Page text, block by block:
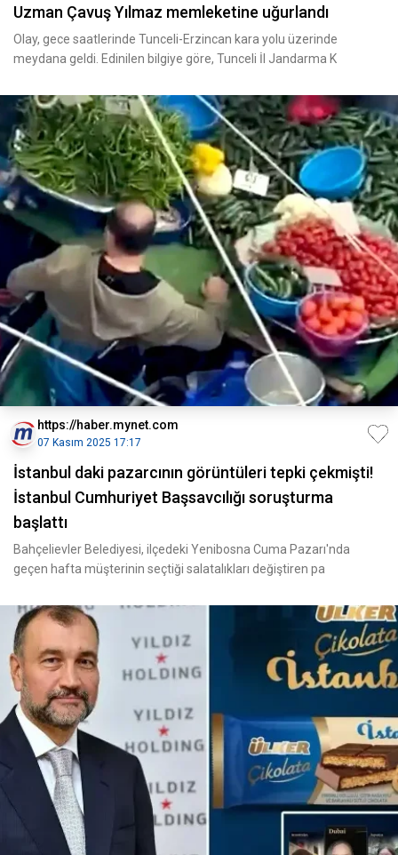
Uzman Çavuş Yılmaz memleketine uğurlandı
Olay, gece saatlerinde Tunceli-Erzincan kara yolu üzerinde
meydana geldi. Edinilen bilgiye göre, Tunceli İl Jandarma K
https://haber.mynet.com
07 Kasım 2025 17:17
İstanbul daki pazarcının görüntüleri tepki çekmişti!
İstanbul Cumhuriyet Başsavcılığı soruşturma
başlattı
Bahçelievler Belediyesi, ilçedeki Yenibosna Cuma Pazarı'nda
geçen hafta müşterinin seçtiği salatalıkları değiştiren pa